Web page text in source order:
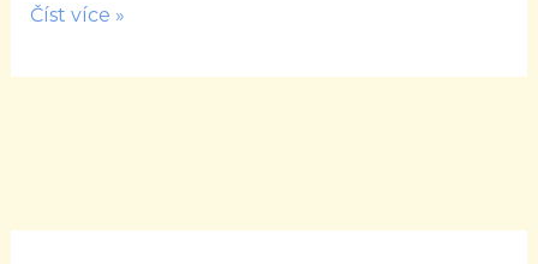
Číst více »